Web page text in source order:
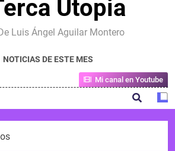
Utopia
Luis Ángel Aguilar Montero
NOTICIAS DE ESTE MES
Mi canal en Youtube